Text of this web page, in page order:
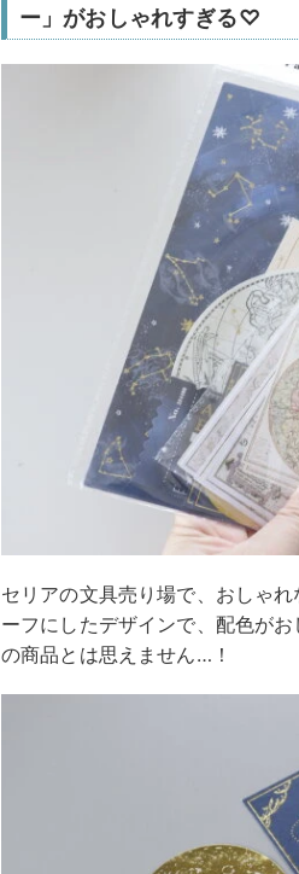
ー」がおしゃれすぎる♡
セリアの文具売り場で、おしゃ
ーフにしたデザインで、配色が
の商品とは思えません…！